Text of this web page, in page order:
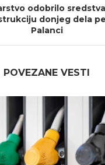
odobrilo
donjeg dela
Palanci
POVEZANE VESTI